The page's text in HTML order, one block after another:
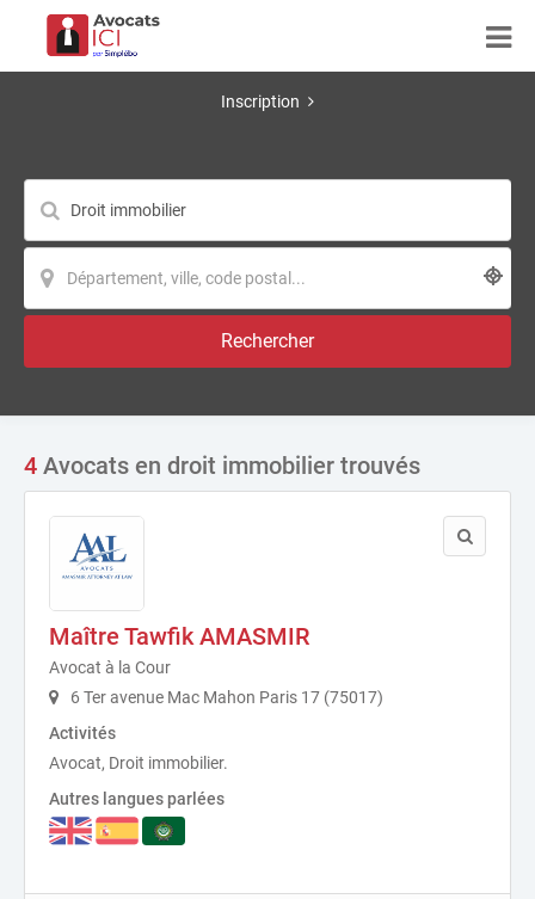
Inscription
Rechercher
4 Avocats en droit immobilier trouvés
Maître Tawfik AMASMIR
Avocat à la Cour
6 Ter avenue Mac Mahon Paris 17 (75017)
Activités
Avocat, Droit immobilier.
Autres langues parlées